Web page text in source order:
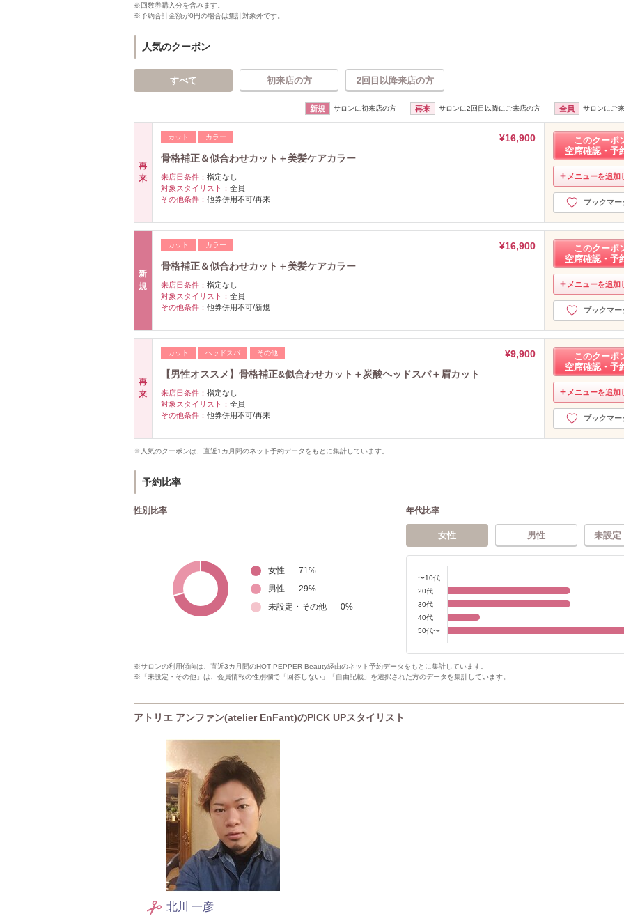
※回数券購入分を含みます。
※予約合計金額が0円の場合は集計対象外です。
人気のクーポン
すべて 初来店の方 2回目以降来店の方
新規 サロンに初来店の方 再来 サロンに2回目以降にご来店の方 全員 サロンにご
再
来
カット カラー
¥16,900
骨格補正＆似合わせカット＋美髪ケアカラー
来店日条件： 指定なし
対象スタイリスト： 全員
その他条件： 他券併用不可/再来
このクーポ
空席確認・予
メニューを追加
ブックマー
新
規
カット カラー
¥16,900
骨格補正＆似合わせカット＋美髪ケアカラー
来店日条件： 指定なし
対象スタイリスト： 全員
その他条件： 他券併用不可/新規
このクーポ
空席確認・予
メニューを追加
ブックマー
再
来
カット ヘッドスパ その他
¥9,900
【男性オススメ】骨格補正&似合わせカット＋炭酸ヘッドスパ＋眉カット
来店日条件： 指定なし
対象スタイリスト： 全員
その他条件： 他券併用不可/再来
このクーポ
空席確認・予
メニューを追加
ブックマー
※人気のクーポンは、直近1カ月間のネット予約データをもとに集計しています。
予約比率
性別比率
女性 71%
男性
29%
未設定・その他
0%
年代比率
女性 男性 未設定
〜10代
20代
30代
40代
50代〜
※サロンの利用傾向は、直近3カ月間のHOT PEPPER Beauty経由のネット予約データをもとに集計しています。
※「未設定・その他」は、会員情報の性別欄で「回答しない」「自由記載」を選択された方のデータを集計しています。
アトリエ アンファン(atelier EnFant)のPICK UPスタイリスト
北川 一彦